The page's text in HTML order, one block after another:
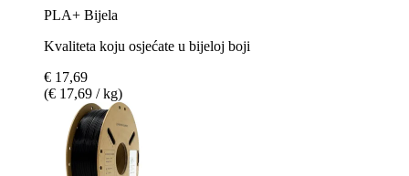
PLA+ Bijela
Kvaliteta koju osjećate u bijeloj boji
€ 17,69
(€ 17,69 / kg)